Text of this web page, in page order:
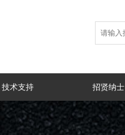
技术支持 招贤纳士